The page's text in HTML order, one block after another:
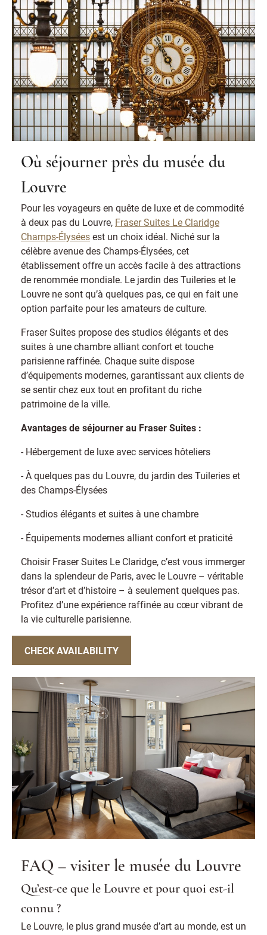
Où séjourner près du musée du
Louvre
Pour les voyageurs en quête de luxe et de commodité
à deux pas du Louvre, Fraser Suites Le Claridge
Champs-Élyséesest un choix idéal. Niché sur la
célèbre avenue des Champs-Élysées, cet
établissement offre un accès facile à des attractions
de renommée mondiale. Le jardin des Tuileries et le
Louvre ne sont qu’à quelques pas, ce qui en fait une
option parfaite pour les amateurs de culture.
Fraser Suites propose des studios élégants et des
suites à une chambre alliant confort et touche
parisienne raffinée. Chaque suite dispose
d’équipements modernes, garantissant aux clients de
se sentir chez eux tout en profitant du riche
patrimoine de la ville.
Avantages de séjourner au Fraser Suites :
- Hébergement de luxe avec services hôteliers
- À quelques pas du Louvre, du jardin des Tuileries et
des Champs-Élysées
- Studios élégants et suites à une chambre
- Équipements modernes alliant confort et praticité
Choisir Fraser Suites Le Claridge, c’est vous immerger
dans la splendeur de Paris, avec le Louvre – véritable
trésor d’art et d’histoire – à seulement quelques pas.
Profitez d’une expérience raffinée au cœur vibrant de
la vie culturelle parisienne.
CHECK AVAILABILITY
FAQ – visiter le musée du Louvre
Qu’est-ce que le Louvre et pour quoi est-il
connu ?
Le Louvre, le plus grand musée d’art au monde, est un